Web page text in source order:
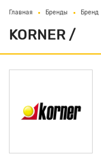
Главная Бренды Бренд
KORNER /